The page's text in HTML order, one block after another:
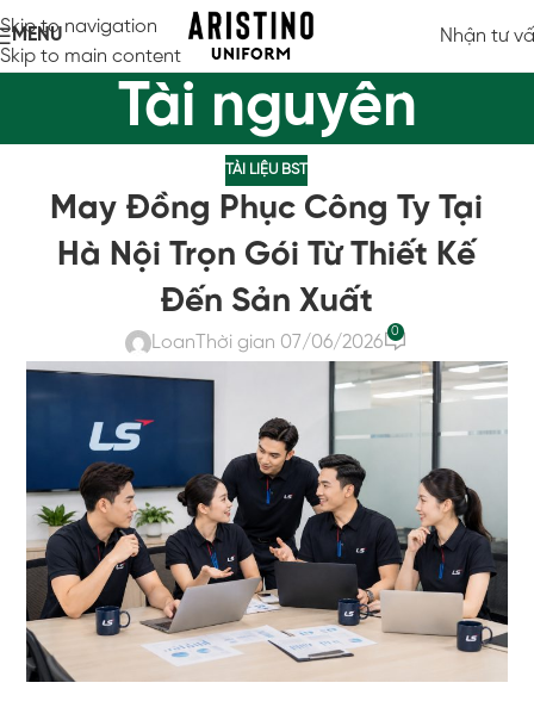
Skip to navigation
Skip to main content
MENU Nhận tư
Tài nguyên
TÀI LIỆU BST
May Đồng Phục Công Ty Tại
Hà Nội Trọn Gói Từ Thiết Kế
Đến Sản Xuất
Loan Thời gian 07/06/2026
0